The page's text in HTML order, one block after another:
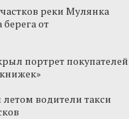
реки Мулянка
от
портрет покупателей
водители такси